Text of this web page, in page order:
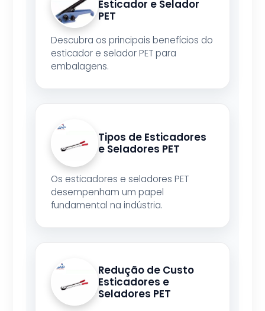
Esticador e Selador
PET
Descubra os principais benefícios do
esticador e selador PET para
embalagens.
Tipos de Esticadores
e Seladores PET
Os esticadores e seladores PET
desempenham um papel
fundamental na indústria.
Redução de Custo
Esticadores e
Seladores PET